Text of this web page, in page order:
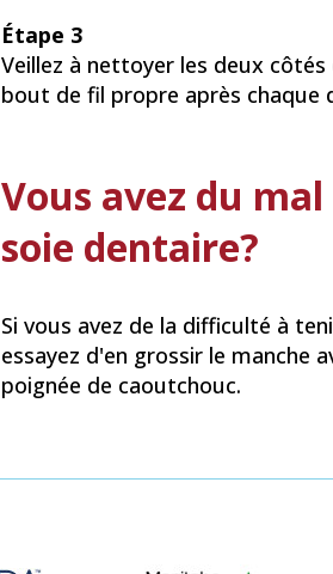
Étape 3
Veillez à nettoyer les deux
bout de fil propre après chaque
Vous avez du
soie dentaire?
Si vous avez de la difficulté à
essayez d'en grossir le manche
poignée de caoutchouc.